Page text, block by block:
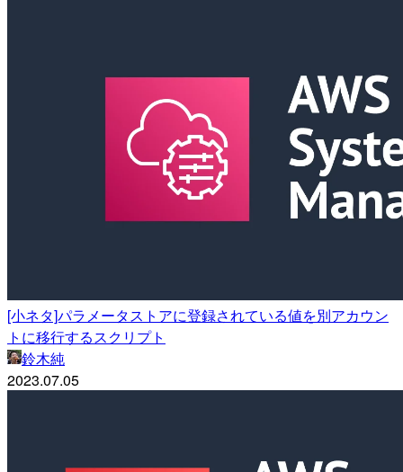
[小ネタ]パラメータストアに登録されている値を別アカウン
トに移行するスクリプト
鈴木純
2023.07.05